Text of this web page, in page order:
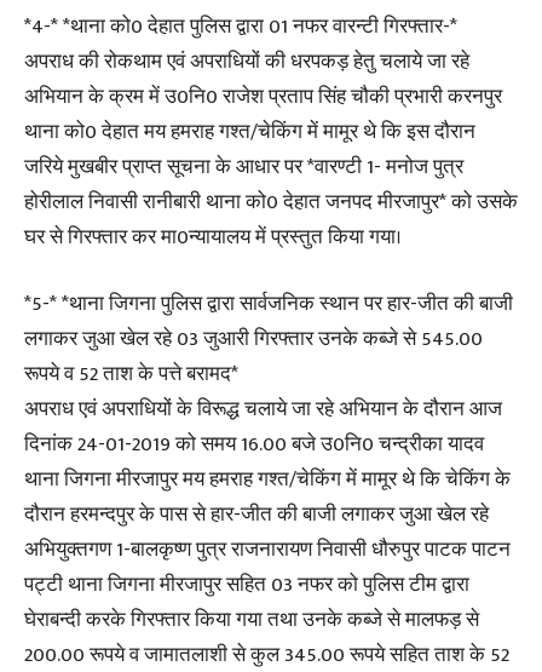
*4-* *थाना को0 देहात पुलिस द्वारा 01 नफर वारन्टी गिरफ्तार-*
अपराध की रोकथाम एवं अपराधियों की धरपकड़ हेतु चलाये जा रहे
अभियान के क्रम में उ0नि0 राजेश प्रताप सिंह चौकी प्रभारी करनपुर
थाना को0 देहात मय हमराह गश्त/चेकिंग में मामूर थे कि इस दौरान
जरिये मुखबीर प्राप्त सूचना के आधार पर *वारण्टी 1- मनोज पुत्र
होरीलाल निवासी रानीबारी थाना को0 देहात जनपद मीरजापुर* को उसके
घर से गिरफ्तार कर मा0न्यायालय में प्रस्तुत किया गया।
*5-* *थाना जिगना पुलिस द्वारा सार्वजनिक स्थान पर हार-जीत की बाजी
लगाकर जुआ खेल रहे 03 जुआरी गिरफ्तार उनके कब्जे से 545.00
रूपये व 52 ताश के पत्ते बरामद*
अपराध एवं अपराधियों के विरूद्ध चलाये जा रहे अभियान के दौरान आज
दिनांक 24-01-2019 को समय 16.00 बजे उ0नि0 चन्द्रीका यादव
थाना जिगना मीरजापुर मय हमराह गश्त/चेकिंग में मामूर थे कि चेकिंग के
दौरान हरमन्दपुर के पास से हार-जीत की बाजी लगाकर जुआ खेल रहे
अभियुक्तगण 1-बालकृष्ण पुत्र राजनारायण निवासी धौरुपुर पाटक पाटन
पट्टी थाना जिगना मीरजापुर सहित 03 नफर को पुलिस टीम द्वारा
घेराबन्दी करके गिरफ्तार किया गया तथा उनके कब्जे से मालफड़ से
200.00 रूपये व जामातलाशी से कुल 345.00 रूपये सहित ताश के 52